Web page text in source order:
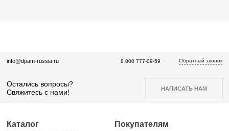
info@dpam-russia.ru
Остались вопросы?
Свяжитесь с нами!
НАПИСАТЬ НАМ
8 800 777-09-59 Обратный звонок
Каталог
Покупателям